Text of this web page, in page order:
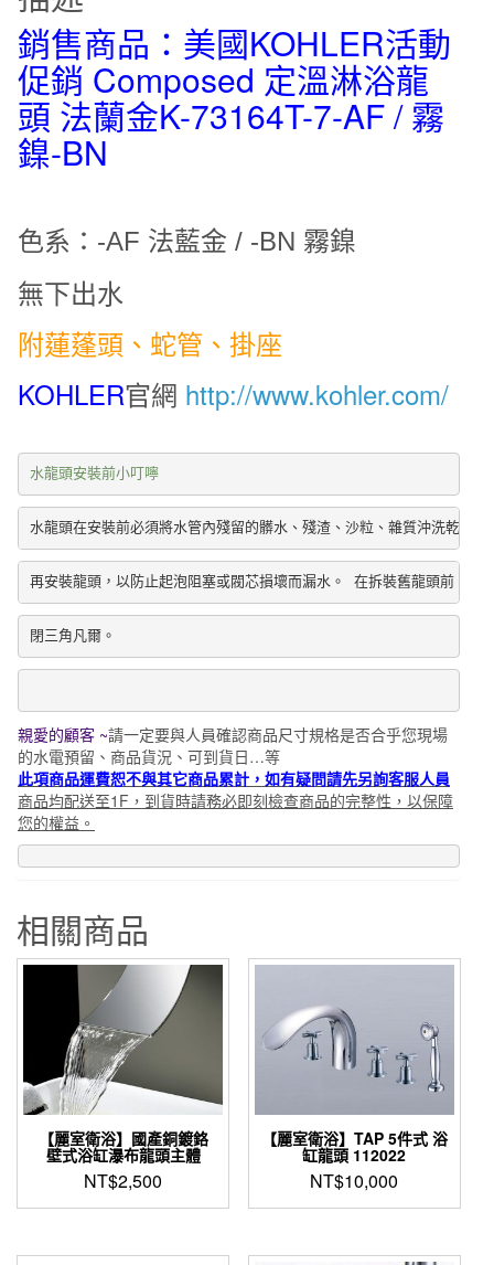
動
促
銷
Composed
定
浴
頭
蘭
K-
7-
AF
/
霧
鎳-
BN
量
銷售商品： 美國KOHLER活動
促銷 Composed 定溫淋浴龍
頭 法蘭金K-73164T-7-AF / 霧
鎳-BN
色系：-AF 法藍金 / -BN 霧鎳
無下出水
附蓮蓬頭、蛇管、掛座
KOHLER官網 http://www.kohler.com/
水龍頭安裝前小叮嚀
水龍頭在安裝前必須將水管內殘留的髒水、殘渣、沙粒、雜質沖洗乾淨後
再安裝龍頭，以防止起泡阻塞或閥芯損壞而漏水。 在拆裝舊龍頭前，請
閉三角凡爾。
親愛的顧客 ~請一定要與人員確認商品尺寸規格是否合乎您現場
的水電預留、商品貨況、可到貨日…等
此項商品運費恕不與其它商品累計，如有疑問請先另詢客服人員
商品均配送至1F，到貨時請務必即刻檢查商品的完整性，以保障
您的權益。
相關商品
【麗室衛浴】國產銅鍍鉻
壁式浴缸瀑布龍頭主體
NT$2,500
【麗室衛浴】TAP 5件式 浴
缸龍頭 112022
NT$10,000